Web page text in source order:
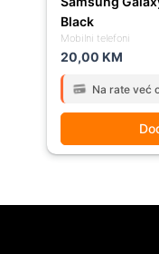
Mobilni telefoni
Black
20,00 KM
Na rate već